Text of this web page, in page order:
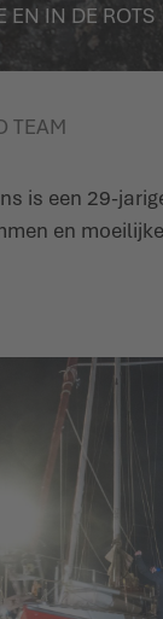
EN IN DE ROTS
TEAM
is een 29-
en